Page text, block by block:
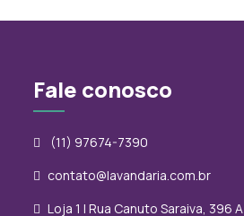
Fale conosco
(11) 97674-7390
contato@lavandaria.com.br
Loja 1 | Rua Canuto Saraiva, 396 A